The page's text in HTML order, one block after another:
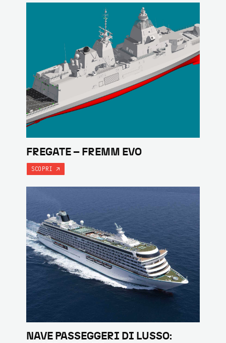
FREGATE – FREMM EVO
SCOPRI
NAVE PASSEGGERI DI LUSSO: